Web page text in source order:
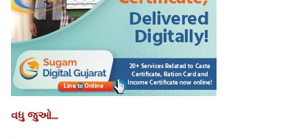
વધુ જુઓ...